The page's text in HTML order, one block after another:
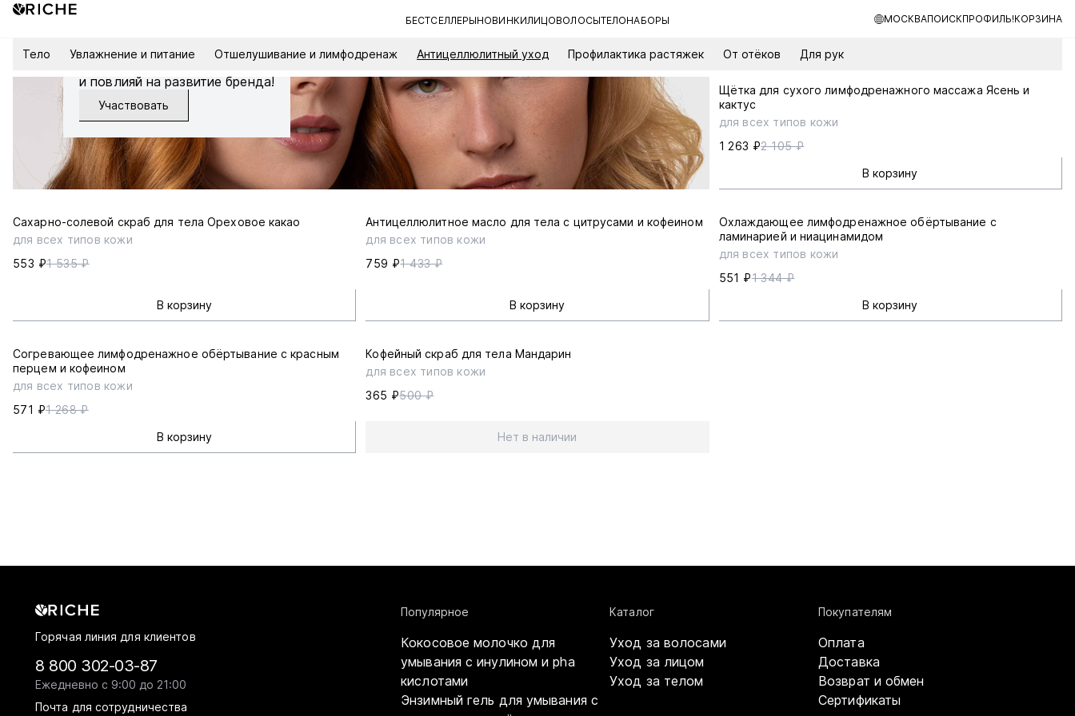
БЕСТСЕЛЛЕРЫНОВИНКИЛИЦОВОЛОСЫТЕЛОНАБОРЫ МОСКВАПОИСКПРОФИЛЬ!КОРЗИНА
Тело Увлажнение и питание Отшелушивание и лимфодренаж Антицеллюлитный уход Профилактика растяжек От отёков Для рук
и повлияй на развитие бренда!
Участвовать
Щётка для сухого лимфодренажного массажа Ясень и
кактус
для всех типов кожи
1 263 ₽2 105 ₽
В корзину
Сахарно-солевой скраб для тела Ореховое какао
для всех типов кожи
553 ₽1 535 ₽
В корзину
Антицеллюлитное масло для тела с цитрусами и кофеином
для всех типов кожи
759 ₽1 433 ₽
В корзину
Охлаждающее лимфодренажное обёртывание с
ламинарией и ниацинамидом
для всех типов кожи
551 ₽1 344 ₽
В корзину
Согревающее лимфодренажное обёртывание с красным
перцем и кофеином
для всех типов кожи
571 ₽1 268 ₽
В корзину
Кофейный скраб для тела Мандарин
для всех типов кожи
365 ₽500 ₽
Нет в наличии
Горячая линия для клиентов
8 800 302-03-87
Ежедневно с 9:00 до 21:00
Почта для сотрудничества
Популярное
Кокосовое молочко для
умывания с инулином и pha
кислотами
Энзимный гель для умывания с
Каталог
Уход за волосами
Уход за лицом
Уход за телом
Покупателям
Оплата
Доставка
Возврат и обмен
Сертификаты